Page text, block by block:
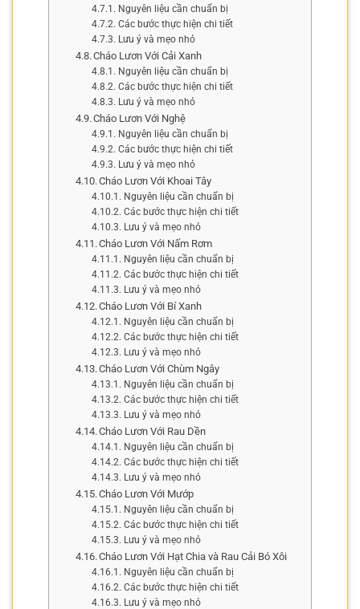
Nguyên liệu cần chuẩn bị
Các bước thực hiện chi tiết
Lưu ý và mẹo nhỏ
Cháo Lươn Với Cải Xanh
Nguyên liệu cần chuẩn bị
Các bước thực hiện chi tiết
Lưu ý và mẹo nhỏ
Cháo Lươn Với Nghệ
Nguyên liệu cần chuẩn bị
Các bước thực hiện chi tiết
Lưu ý và mẹo nhỏ
Cháo Lươn Với Khoai Tây
Nguyên liệu cần chuẩn bị
Các bước thực hiện chi tiết
Lưu ý và mẹo nhỏ
Cháo Lươn Với Nấm Rơm
Nguyên liệu cần chuẩn bị
Các bước thực hiện chi tiết
Lưu ý và mẹo nhỏ
Cháo Lươn Với Bí Xanh
Nguyên liệu cần chuẩn bị
Các bước thực hiện chi tiết
Lưu ý và mẹo nhỏ
Cháo Lươn Với Chùm Ngây
Nguyên liệu cần chuẩn bị
Các bước thực hiện chi tiết
Lưu ý và mẹo nhỏ
Cháo Lươn Với Rau Dền
Nguyên liệu cần chuẩn bị
Các bước thực hiện chi tiết
Lưu ý và mẹo nhỏ
Cháo Lươn Với Mướp
Nguyên liệu cần chuẩn bị
Các bước thực hiện chi tiết
Lưu ý và mẹo nhỏ
Cháo Lươn Với Hạt Chia và Rau Cải Bó Xôi
Nguyên liệu cần chuẩn bị
Các bước thực hiện chi tiết
Lưu ý và mẹo nhỏ